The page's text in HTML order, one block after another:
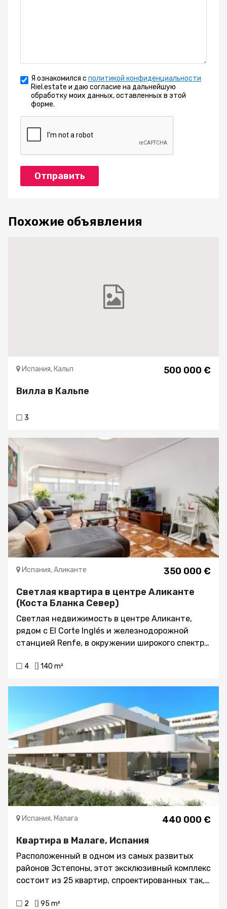
Я ознакомился с политикой конфиденциальности
Riel.estate и даю согласие на дальнейшую
обработку моих данных, оставленных в этой
форме.
Отправить
Похожие объявления
500 000 €
Испания, Кальп
Вилла в Кальпе
3
350 000 €
Испания, Аликанте
Светлая квартира в центре Аликанте
(Коста Бланка Север)
Светлая недвижимость в центре Аликанте,
рядом с El Corte Inglés и железнодорожной
станцией Renfe, в окружении широкого спектра
где находятся магазины, многочисленные
современная кухня, две ванные комнаты, одна
спальня с двуспальной кроватью и три спальни
с односпальными кроватями, большая
просторная и светлая гостиная. Возможность
парковки в том же здании., Недвижимость
находится в отличном состоянии, с
фарфоровыми полами, хорошего качества и
прекрасно изолирована от шума., В доме есть
швейцар и 2 лифта.
4 140 m²
440 000 €
Испания, Малага
Квартира в Малаге, Испания
Расположенный в одном из самых развитых
районов Эстепоны, этот эксклюзивный комплекс
состоит из 25 квартир, спроектированных так,
встречаются природа и современность.
2 95 m²